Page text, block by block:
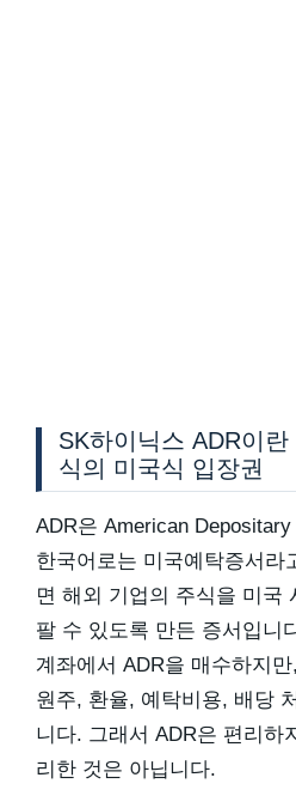
SK하이닉스 ADR이
식의 미국식 입장권
ADR은 American
한국어로는 미국예탁증서라
면 해외 기업의 주식을 미국
팔 수 있도록 만든 증서입니
계좌에서 ADR을 매수하지
원주, 환율, 예탁비용, 배당
니다. 그래서 ADR은 편리하
리한 것은 아닙니다.